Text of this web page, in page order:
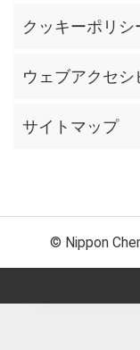
クッキーポリシ
ウェブアクセシ
サイトマップ
© Nippon